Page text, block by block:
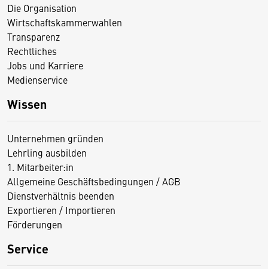
Die Organisation
Wirtschaftskammerwahlen
Transparenz
Rechtliches
Jobs und Karriere
Medienservice
Wissen
Unternehmen gründen
Lehrling ausbilden
1. Mitarbeiter:in
Allgemeine Geschäftsbedingungen / AGB
Dienstverhältnis beenden
Exportieren / Importieren
Förderungen
Service